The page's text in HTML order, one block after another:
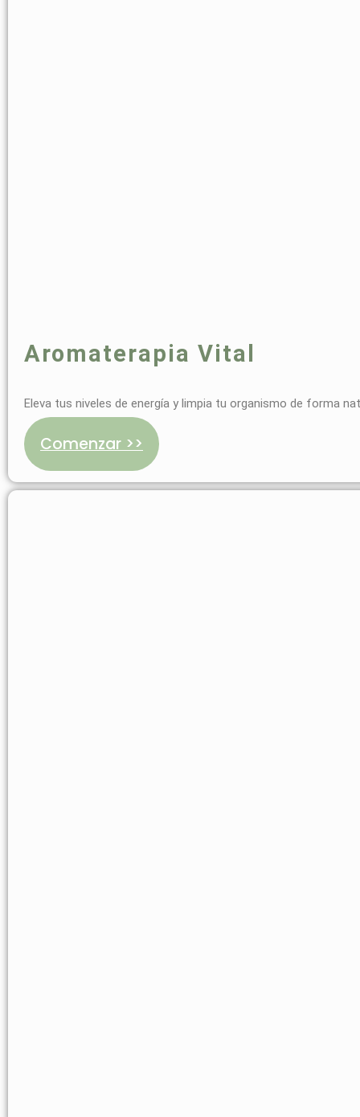
Aromaterapia Vital
Eleva tus niveles de energía y limpia tu organismo de forma
Comenzar >>